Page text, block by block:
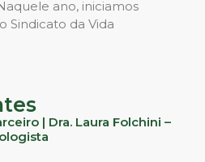
ano, iniciamos
Sindicato da Vida
| Dra. Laura Folchini –